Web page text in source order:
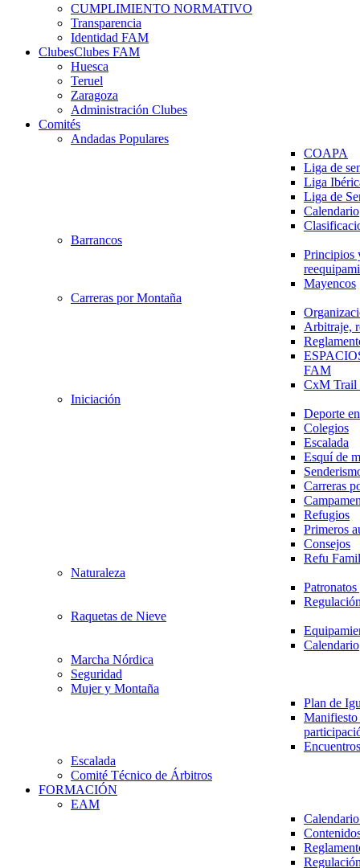
CUMPLIMIENTO NORMATIVO
Transparencia
Identidad FAM
ClubesClubes FAM
Huesca
Teruel
Zaragoza
Administración Clubes
Comités
Andadas Populares
COAPA
Liga de
Liga
Liga de
Calendario
Barrancos
Principios
Mayencos
Carreras por Montaña
Arbitraje,
FAM
CxM
Iniciación
Deporte
Colegios
Escalada
Esquí de
Carreras
Refugios
Primeros
Consejos
Refu
Naturaleza
Raquetas de Nieve
Calendario
Marcha Nórdica
Seguridad
Mujer y Montaña
Plan de
Escalada
Comité Técnico de Árbitros
FORMACIÓN
EAM